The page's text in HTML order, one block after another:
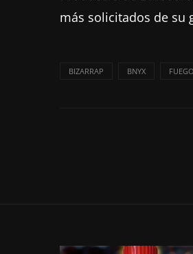
más solicitados de su
BIZARRAP BNYX FUEGO